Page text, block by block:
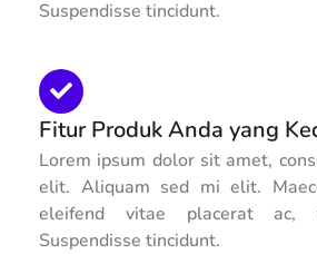
Suspendisse tincidunt.
Fitur Produk Anda yang
Lorem ipsum dolor sit amet,
elit. Aliquam sed mi elit.
eleifend vitae placerat ac,
Suspendisse tincidunt.